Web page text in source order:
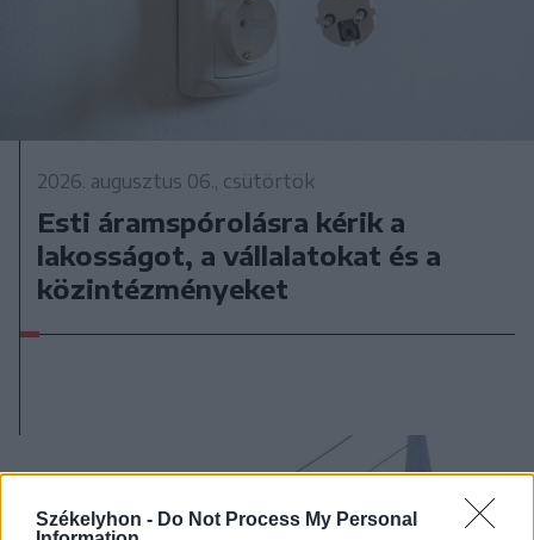
Székelyhon - Do Not Process My Personal
2026. augusztus 06., csütörtök
Esti áramspórolásra kérik a
lakosságot, a vállalatokat és a
közintézményeket